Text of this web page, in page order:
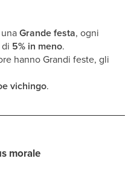
Grande festa, ogni
5% in meno.
hanno Grandi feste, gli
vichingo.
morale